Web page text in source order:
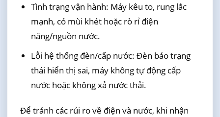
Tình trạng vận hành: Máy kêu to, rung lắc
mạnh, có mùi khét hoặc rò rỉ điện
năng/nguồn nước.
Lỗi hệ thống đèn/cấp nước: Đèn báo trạng
thái hiển thị sai, máy không tự động cấp
nước hoặc không xả nước thải.
Để tránh các rủi ro về điện và nước, khi nhận